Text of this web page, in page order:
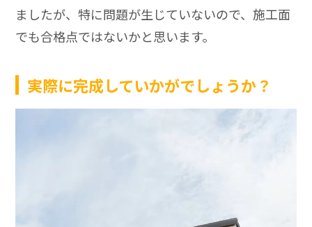
ましたが、特に問題が生じていないので、施工面
でも合格点ではないかと思います。
実際に完成していかがでしょうか？